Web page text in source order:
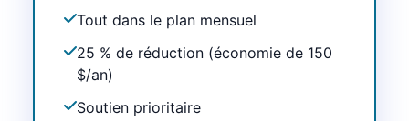
Tout dans le plan mensuel
25 % de réduction (économie de 150
$/an)
Soutien prioritaire